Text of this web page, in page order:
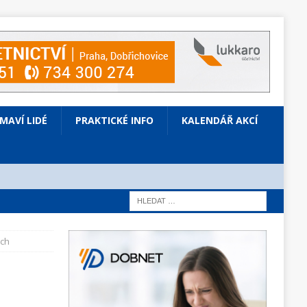
LIDÉ PRAKTICKÉ INFO KALENDÁŘ AKCÍ